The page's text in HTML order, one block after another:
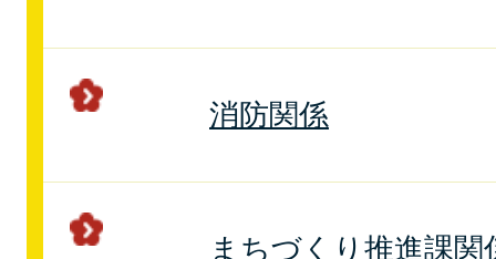
消防関係
まちづくり推進課関